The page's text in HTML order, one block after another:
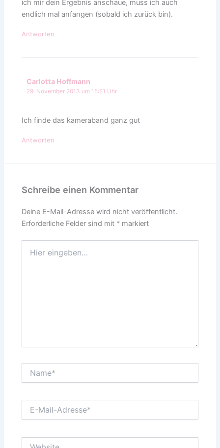
ich mir dein Ergebnis anschaue, muss ich auch
endlich mal anfangen (sobald ich zurück bin).
Antworten
Carlotta Hoffmann
29. November 2013 um 15:51 Uhr
Ich finde das kameraband ganz gut
Antworten
Schreibe einen Kommentar
Deine E-Mail-Adresse wird nicht veröffentlicht.
Erforderliche Felder sind mit * markiert
eingeben…
Mail-